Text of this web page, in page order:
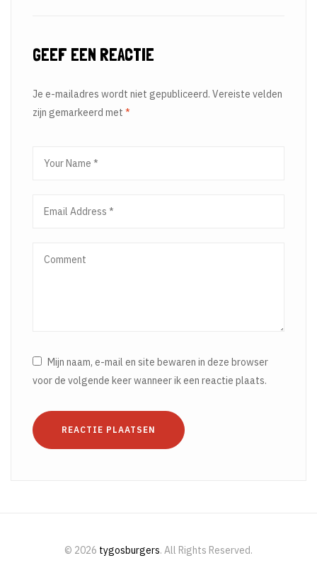
GEEF EEN REACTIE
Je e-mailadres wordt niet gepubliceerd. Vereiste velden
zijn gemarkeerd met *
Mijn naam, e-mail en site bewaren in deze browser
voor de volgende keer wanneer ik een reactie plaats.
REACTIE PLAATSEN
© 2026 tygosburgers. All Rights Reserved.